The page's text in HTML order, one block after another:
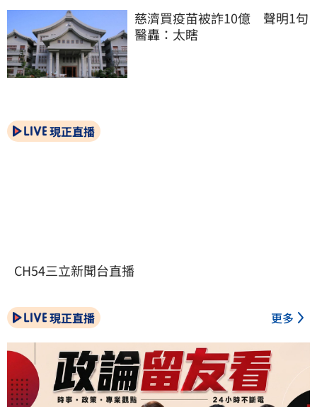
慈濟買疫苗被詐10億　聲明1句
醫轟：太瞎
現正直播
CH54三立新聞台直播
現正直播 更多